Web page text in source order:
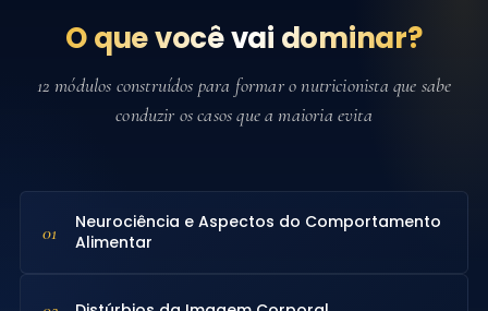
O que você vai dominar?
12 módulos construídos para formar o nutricionista que sabe
conduzir os casos que a maioria evita
01
Neurociência e Aspectos do Comportamento
Alimentar